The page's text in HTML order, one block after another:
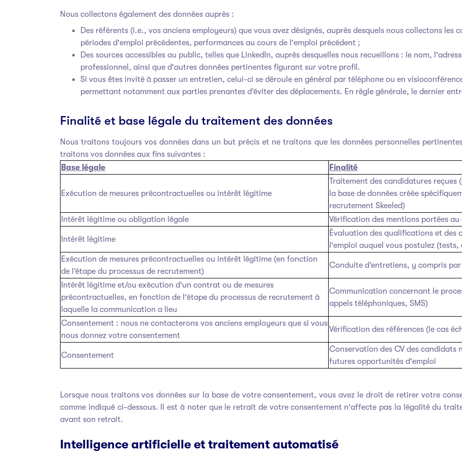
Nous collectons également des données auprès :
Des référents (i.e., vos anciens employeurs) que vous avez désignés, auprès desquels nous collectons les
périodes d'emploi précédentes, performances au cours de l'emploi précédent ;
Des sources accessibles au public, telles que LinkedIn, auprès desquelles nous recueillons : le nom,
professionnel, ainsi que d'autres données pertinentes figurant sur votre profil.
Si vous êtes invité à passer un entretien, celui-ci se déroule en général par téléphone ou en
permettant notamment aux parties prenantes d’éviter des déplacements. En règle générale, le dernier
Finalité et base légale du traitement des données
Nous traitons toujours vos données dans un but précis et ne traitons que les données personnelles
traitons vos données aux fins suivantes :
Base légale
Finalité
Exécution de mesures précontractuelles ou intérêt légitime
Traitement des candidatures
la base de données créée
recrutement Skeeled)
Intérêt légitime ou obligation légale
Vérification des mentions portées
Intérêt légitime
Évaluation des qualifications et des
l'emploi auquel vous postulez
Exécution de mesures précontractuelles ou intérêt légitime (en fonction
de l’étape du processus de recrutement)
Conduite d’entretiens, y compris
Intérêt légitime et/ou exécution d'un contrat ou de mesures
précontractuelles, en fonction de l'étape du processus de recrutement à
laquelle la communication a lieu
Communication concernant le
appels téléphoniques, SMS)
Consentement : nous ne contacterons vos anciens employeurs que si vous
nous donnez votre consentement
Vérification des références (le cas
Consentement
Conservation des CV des candidats
futures opportunités d'emploi
Lorsque nous traitons vos données sur la base de votre consentement, vous avez le droit de retirer votre
comme indiqué ci-dessous. Il est à noter que le retrait de votre consentement n'affecte pas la légalité du
avant son retrait.
Intelligence artificielle et traitement automatisé